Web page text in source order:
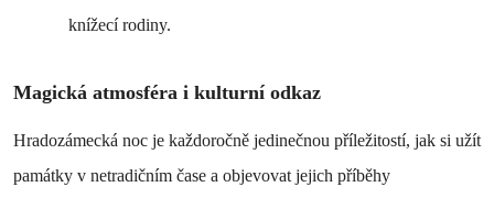
knížecí rodiny.
Magická atmosféra i kulturní odkaz
Hradozámecká noc je každoročně jedinečnou příležitostí, jak si užít
památky v netradičním čase a objevovat jejich příběhy